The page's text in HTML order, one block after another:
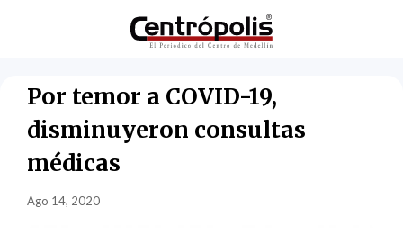
Por temor a COVID-19,
disminuyeron consultas
médicas
Ago 14, 2020